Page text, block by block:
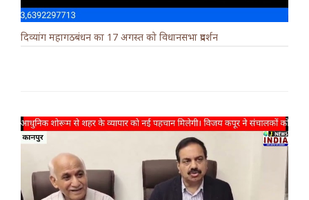
दिव्यांग महागठबंधन का 17 अगस्त को विधानसभा प्रदर्शन